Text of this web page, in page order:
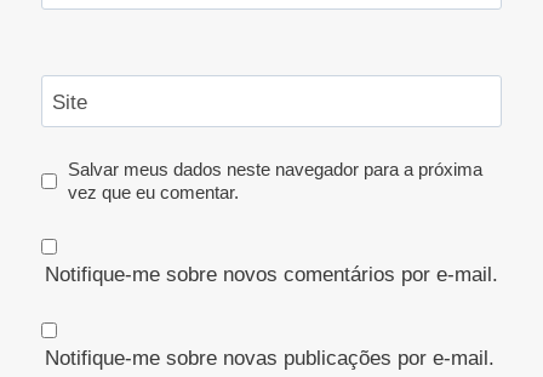
Site
Salvar meus dados neste navegador para a próxima
vez que eu comentar.
Notifique-me sobre novos comentários por e-mail.
Notifique-me sobre novas publicações por e-mail.